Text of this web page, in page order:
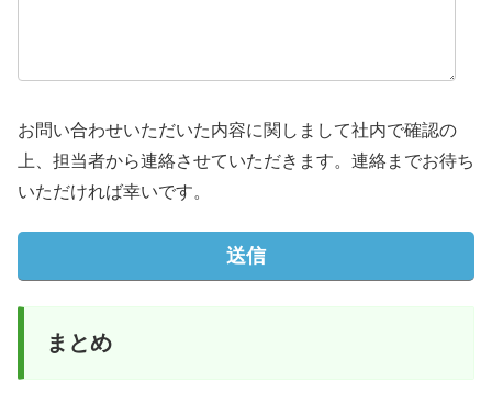
お問い合わせいただいた内容に関しまして社内で確認の
上、担当者から連絡させていただきます。連絡までお待ち
いただければ幸いです。
まとめ